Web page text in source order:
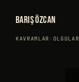
BARIŞ ÖZCAN
KAVRAMLAR › OLGULAR